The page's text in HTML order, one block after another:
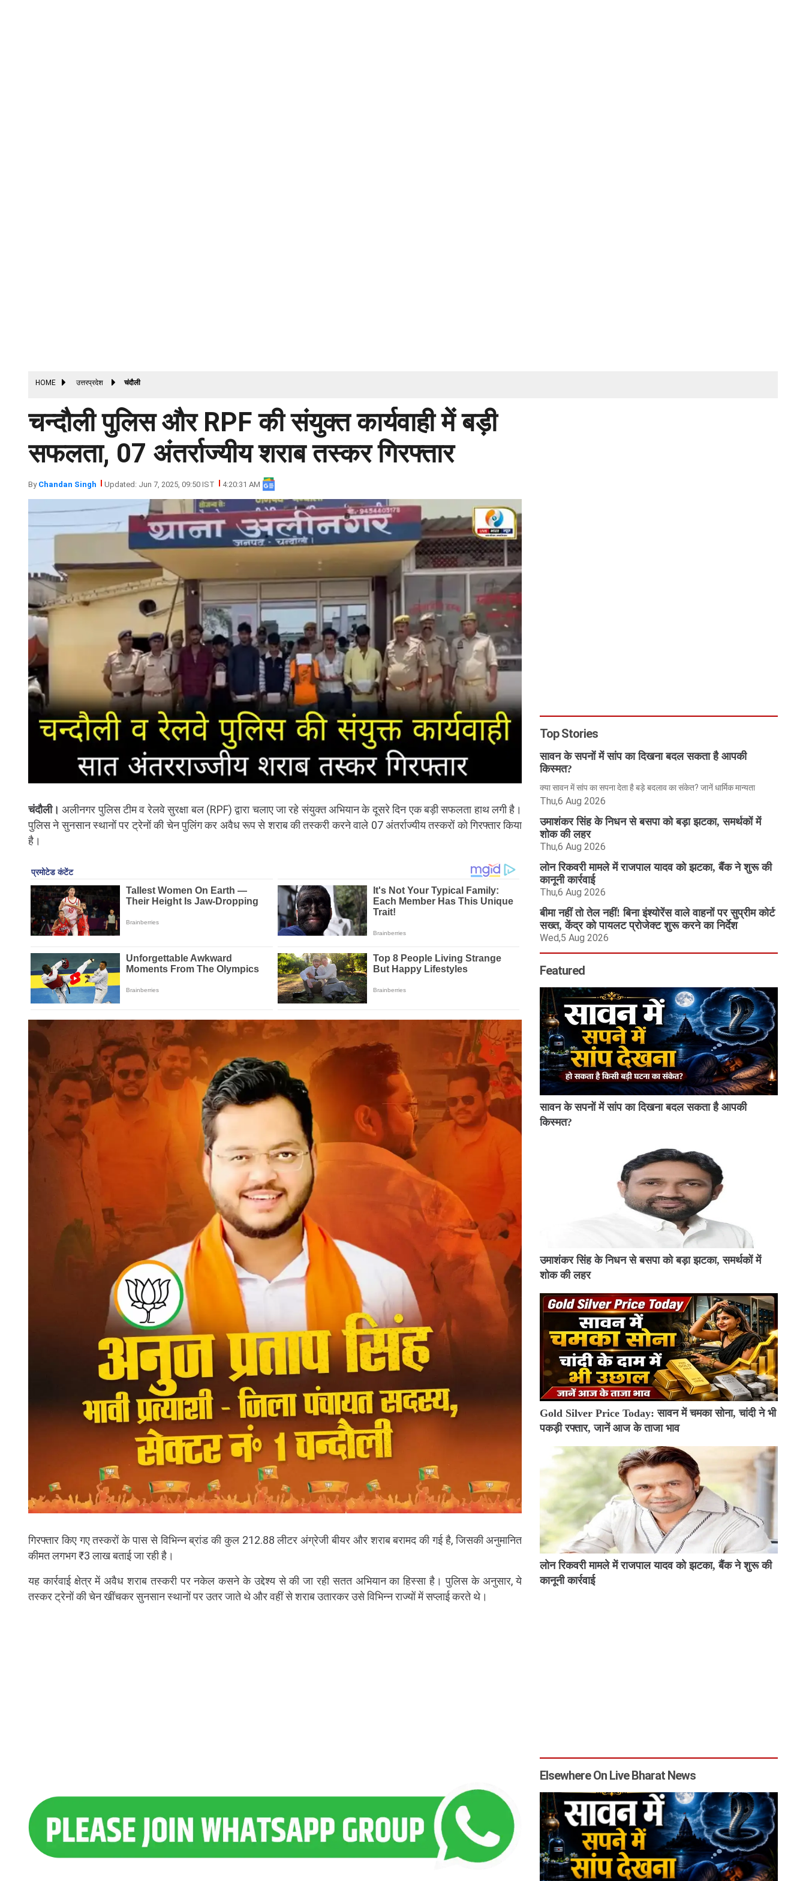
HOME उत्तरप्रदेश चंदौली
चन्दौली पुलिस और RPF की संयुक्त कार्यवाही में बड़ी
सफलता, 07 अंतर्राज्यीय शराब तस्कर गिरफ्तार
By Chandan Singh Updated: Jun 7, 2025, 09:50 IST 4:20:31 AM
चंदौली।अलीनगर पुलिस टीम व रेलवे सुरक्षा बल (RPF) द्वारा चलाए जा रहे संयुक्त अभियान के दूसरे दिन एक बड़ी सफलता हाथ लगी है।
पुलिस ने सुनसान स्थानों पर ट्रेनों की चेन पुलिंग कर अवैध रूप से शराब की तस्करी करने वाले 07 अंतर्राज्यीय तस्करों को गिरफ्तार किया
है।
गिरफ्तार किए गए तस्करों के पास से विभिन्न ब्रांड की कुल 212.88 लीटर अंग्रेजी बीयर और शराब बरामद की गई है, जिसकी अनुमानित
कीमत लगभग ₹3 लाख बताई जा रही है।
यह कार्रवाई क्षेत्र में अवैध शराब तस्करी पर नकेल कसने के उद्देश्य से की जा रही सतत अभियान का हिस्सा है। पुलिस के अनुसार, ये
तस्कर ट्रेनों की चेन खींचकर सुनसान स्थानों पर उतर जाते थे और वहीं से शराब उतारकर उसे विभिन्न राज्यों में सप्लाई करते थे।
Top Stories
सावन के सपनों में सांप का दिखना बदल सकता है आपकी
किस्मत?
क्या सावन में सांप का सपना देता है बड़े बदलाव का संकेत? जानें धार्मिक मान्यता
Thu,6 Aug 2026
उमाशंकर सिंह के निधन से बसपा को बड़ा झटका, समर्थकों में
शोक की लहर
Thu,6 Aug 2026
लोन रिकवरी मामले में राजपाल यादव को झटका, बैंक ने शुरू की
कानूनी कार्रवाई
Thu,6 Aug 2026
बीमा नहीं तो तेल नहीं! बिना इंश्योरेंस वाले वाहनों पर सुप्रीम कोर्ट
सख्त, केंद्र को पायलट प्रोजेक्ट शुरू करने का निर्देश
Wed,5 Aug 2026
Featured
सावन के सपनों में सांप का दिखना बदल सकता है आपकी
किस्मत?
उमाशंकर सिंह के निधन से बसपा को बड़ा झटका, समर्थकों में
शोक की लहर
Gold Silver Price Today: सावन में चमका सोना, चांदी ने भी
पकड़ी रफ्तार, जानें आज के ताजा भाव
लोन रिकवरी मामले में राजपाल यादव को झटका, बैंक ने शुरू की
कानूनी कार्रवाई
Elsewhere On Live Bharat News